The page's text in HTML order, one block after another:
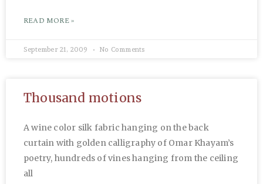
READ MORE »
September 21, 2009 No Comments
Thousand motions
A wine color silk fabric hanging on the back
curtain with golden calligraphy of Omar Khayam’s
poetry, hundreds of vines hanging from the ceiling
all